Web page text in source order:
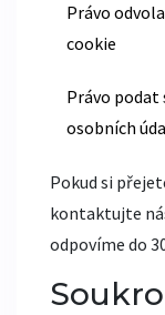
Právo
cookie
Právo podat
osobních
Pokud si
kontaktujte
odpovíme do